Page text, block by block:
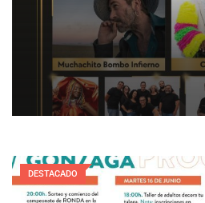
DESTACADO